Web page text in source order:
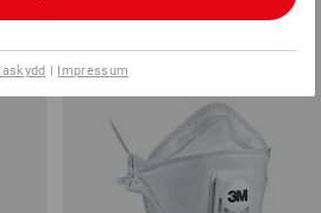
| Impressum